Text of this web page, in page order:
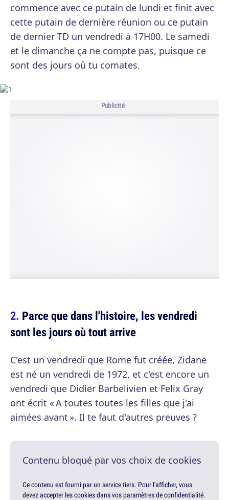
commence avec ce putain de lundi et finit avec
cette putain de dernière réunion ou ce putain
de dernier TD un vendredi à 17H00. Le samedi
et le dimanche ça ne compte pas, puisque ce
sont des jours où tu comates.
Publicité
Parce que dans l'histoire, les vendredi
sont les jours où tout arrive
C'est un vendredi que Rome fut créée, Zidane
est né un vendredi de 1972, et c'est encore un
vendredi que Didier Barbelivien et Felix Gray
ont écrit « A toutes toutes les filles que j'ai
aimées avant ». Il te faut d'autres preuves ?
Contenu bloqué par vos choix de cookies
Ce contenu est fourni par un service tiers. Pour l'afficher, vous
devez accepter les cookies dans vos paramètres de confidentialité.